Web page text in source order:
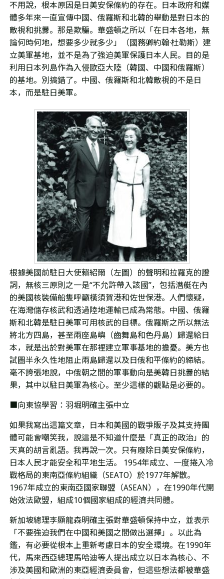
不用說，根本原因是日美安保條約的存在。日本政府和媒
體多年來一直宣傳中國、俄羅斯和北韓的舉動是對日本的
敵視和挑釁。那是欺騙。華盛頓之所以「在日本各地，無
論何時何地，想要多少就多少」（國務卿約翰·杜勒斯） 建
立美軍基地，並不是為了強迫美軍保護日本人民。目的是
利用日本列島作為入侵歐亞大陸（韓國、中國和俄羅斯）
的基地。 別搞錯了。 中國、俄羅斯和北韓敵視的不是日
本，而是駐日美軍。
根據美國前駐日大使賴紹爾（左圖）的聲明和拉羅克的證
詞，無核三原則之一是“不允許帶入該國”，包括潛艇在內
的美國核裝備船隻呼籲橫須賀港和佐世保港。人們懷疑，
在海灣儲存核武和透過陸地運輸已成為常態。中國、俄羅
斯和北韓是駐日美軍可用核武的目標。俄羅斯之所以無法
將北方四島，甚至兩座島嶼（齒舞島和色丹島）歸還給日
本，就是出於對美軍在那裡建立軍事基地的擔憂。美方也
試圖半永久性地阻止兩島歸還以及日俄和平條約的締結。
毫不誇張地說，中俄朝之間的軍事動向是美韓日挑釁的結
果，其中以駐日美軍為核心。至少這樣的觀點是必要的。
■向東協學習： 羽堀明確主張中立
如果我寫出這篇文章，日本和美國的戰爭販子及其支持團
體可能會嘲笑我，說這是不知道什麼是「真正的政治」的
天真的胡言亂語。我再說一次。
只有廢除日美安保條約，
日本人民才能安全和平地生活。 1954年成立、一度捲入冷
戰格局的東南亞條約組織（SEATO）於1977年解散。
1967年成立的東南亞國家聯盟（ASEAN），在1990年代開
始效法歐盟，組成10個國家組成的經濟共同體。
新加坡總理李顯龍森明確主張對華盛頓保持中立，並表示
「不要強迫我們在中國和美國之間做出選擇」。以此為
鑑，有必要從根本上重新考慮日本的安全環境。在1990年
代，馬來西亞總理馬哈迪等人提出成立以日本為核心、不
涉及美國和歐洲的東亞經濟委員會，但這些想法都被華盛